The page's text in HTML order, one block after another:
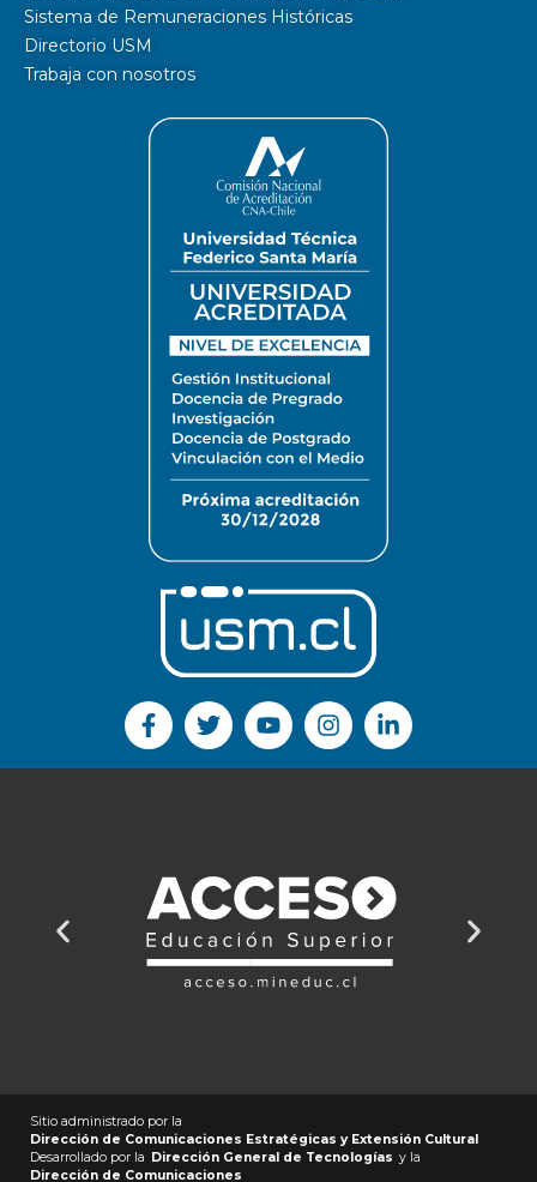
Sistema de Remuneraciones Históricas
Directorio USM
Trabaja con nosotros
Sitio administrado por la
Dirección de Comunicaciones Estratégicas y Extensión Cultural
Desarrollado por la
Dirección General de Tecnologías y la
Dirección de Comunicaciones